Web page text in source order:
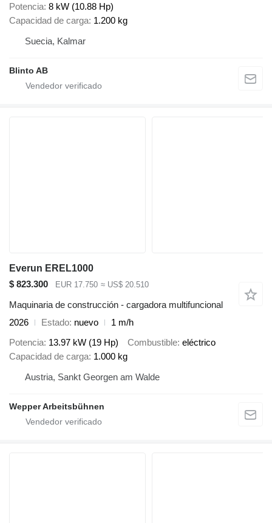
Potencia 8 kW (10.88 Hp)
Capacidad de carga 1.200 kg
Suecia, Kalmar
Blinto AB
Everun EREL1000
$ 823.300
EUR 17.750 ≈ US$ 20.510
Maquinaria de construcción - cargadora multifuncional
2026
Estado nuevo
1 m/h
Potencia 13.97 kW (19 Hp) Combustible eléctrico
Capacidad de carga 1.000 kg
Austria, Sankt Georgen am Walde
Wepper Arbeitsbühnen